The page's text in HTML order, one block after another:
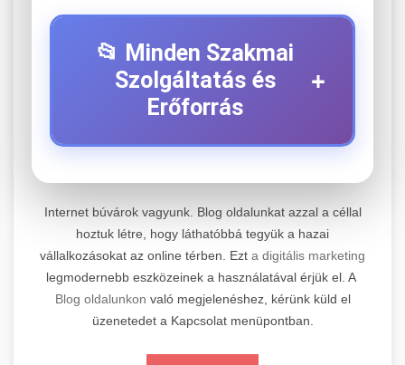
📂 Minden Szakmai
Szolgáltatás és
Erőforrás
+
+
Professzionális elektromos roller javítási és
karbantartási szolgáltatások. Szakértő
technikusaink minőségi szervízt nyújtanak
minden jelentős márkához és modellhez.
Szervizközpont Látogatása
📊 2. Online Marketing
Ügynökség
+
Átfogó online marketing szolgáltatások,
beleértve a SEO-t, közösségi média kezelést és
Internet búvárok vagyunk. Blog oldalunkat azzal a céllal
hoztuk létre, hogy láthatóbbá tegyük a hazai
vállalkozásokat az online térben. Ezt a digitális marketing
legmodernebb eszközeinek a használatával érjük el. A
Blog oldalunkon való megjelenéshez, kérünk küld el
üzenetedet a Kapcsolat menüpontban.